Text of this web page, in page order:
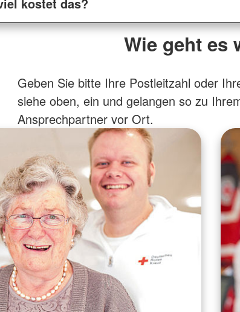
Wie geht es
Geben Sie bitte Ihre Postleitzahl oder
siehe oben, ein und gelangen so zu
Ansprechpartner vor Ort.